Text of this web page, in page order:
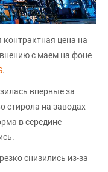
цена на
с маем на фоне
.
впервые за
стирола на заводах
в середине
снизились из-за